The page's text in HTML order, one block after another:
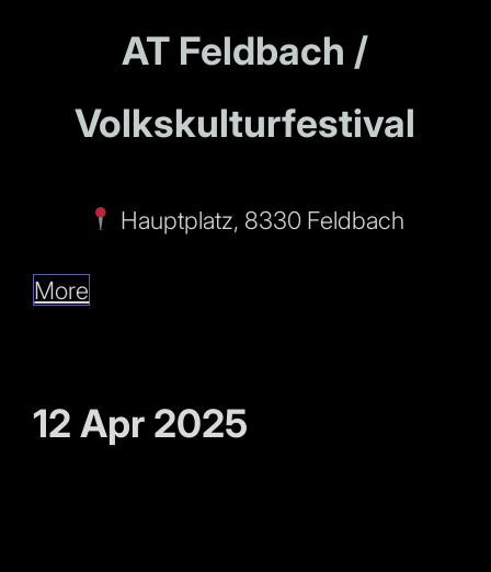
AT Feldbach /
Volkskulturfestival
Hauptplatz, 8330 Feldbach
More
12 Apr 2025